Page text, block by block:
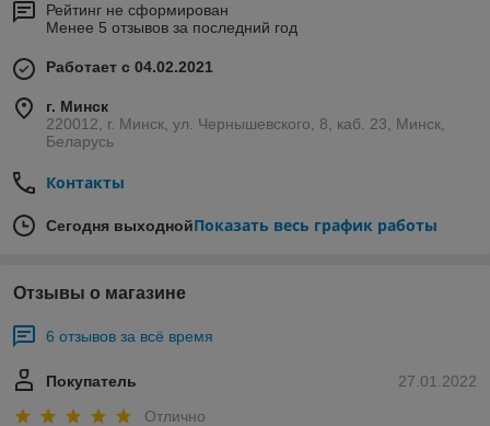
Рейтинг не сформирован
Менее 5 отзывов за последний год
Работает с 04.02.2021
г. Минск
220012, г. Минск, ул. Чернышевского, 8, каб. 23, Минск,
Беларусь
Контакты
Сегодня выходнойПоказать весь график работы
Отзывы о магазине
6 отзывов за всё время
27.01.2022
Покупатель
Отлично